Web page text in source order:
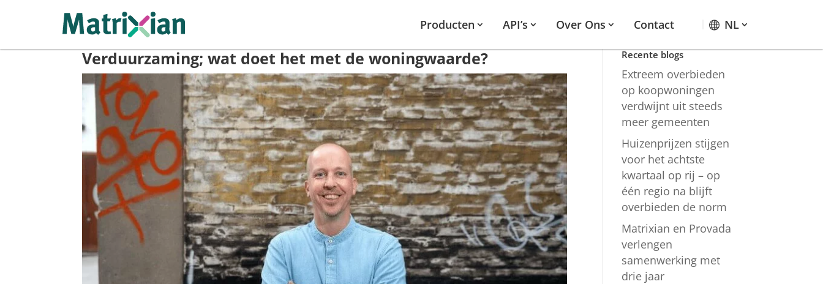
Producten API’s Over Ons Contact NL
Verduurzaming; wat doet het met de woningwaarde? Recente blogs
Extreem overbieden
op koopwoningen
verdwijnt uit steeds
meer gemeenten
Huizenprijzen stijgen
voor het achtste
kwartaal op rij – op
één regio na blijft
overbieden de norm
Matrixian en Provada
verlengen
samenwerking met
drie jaar